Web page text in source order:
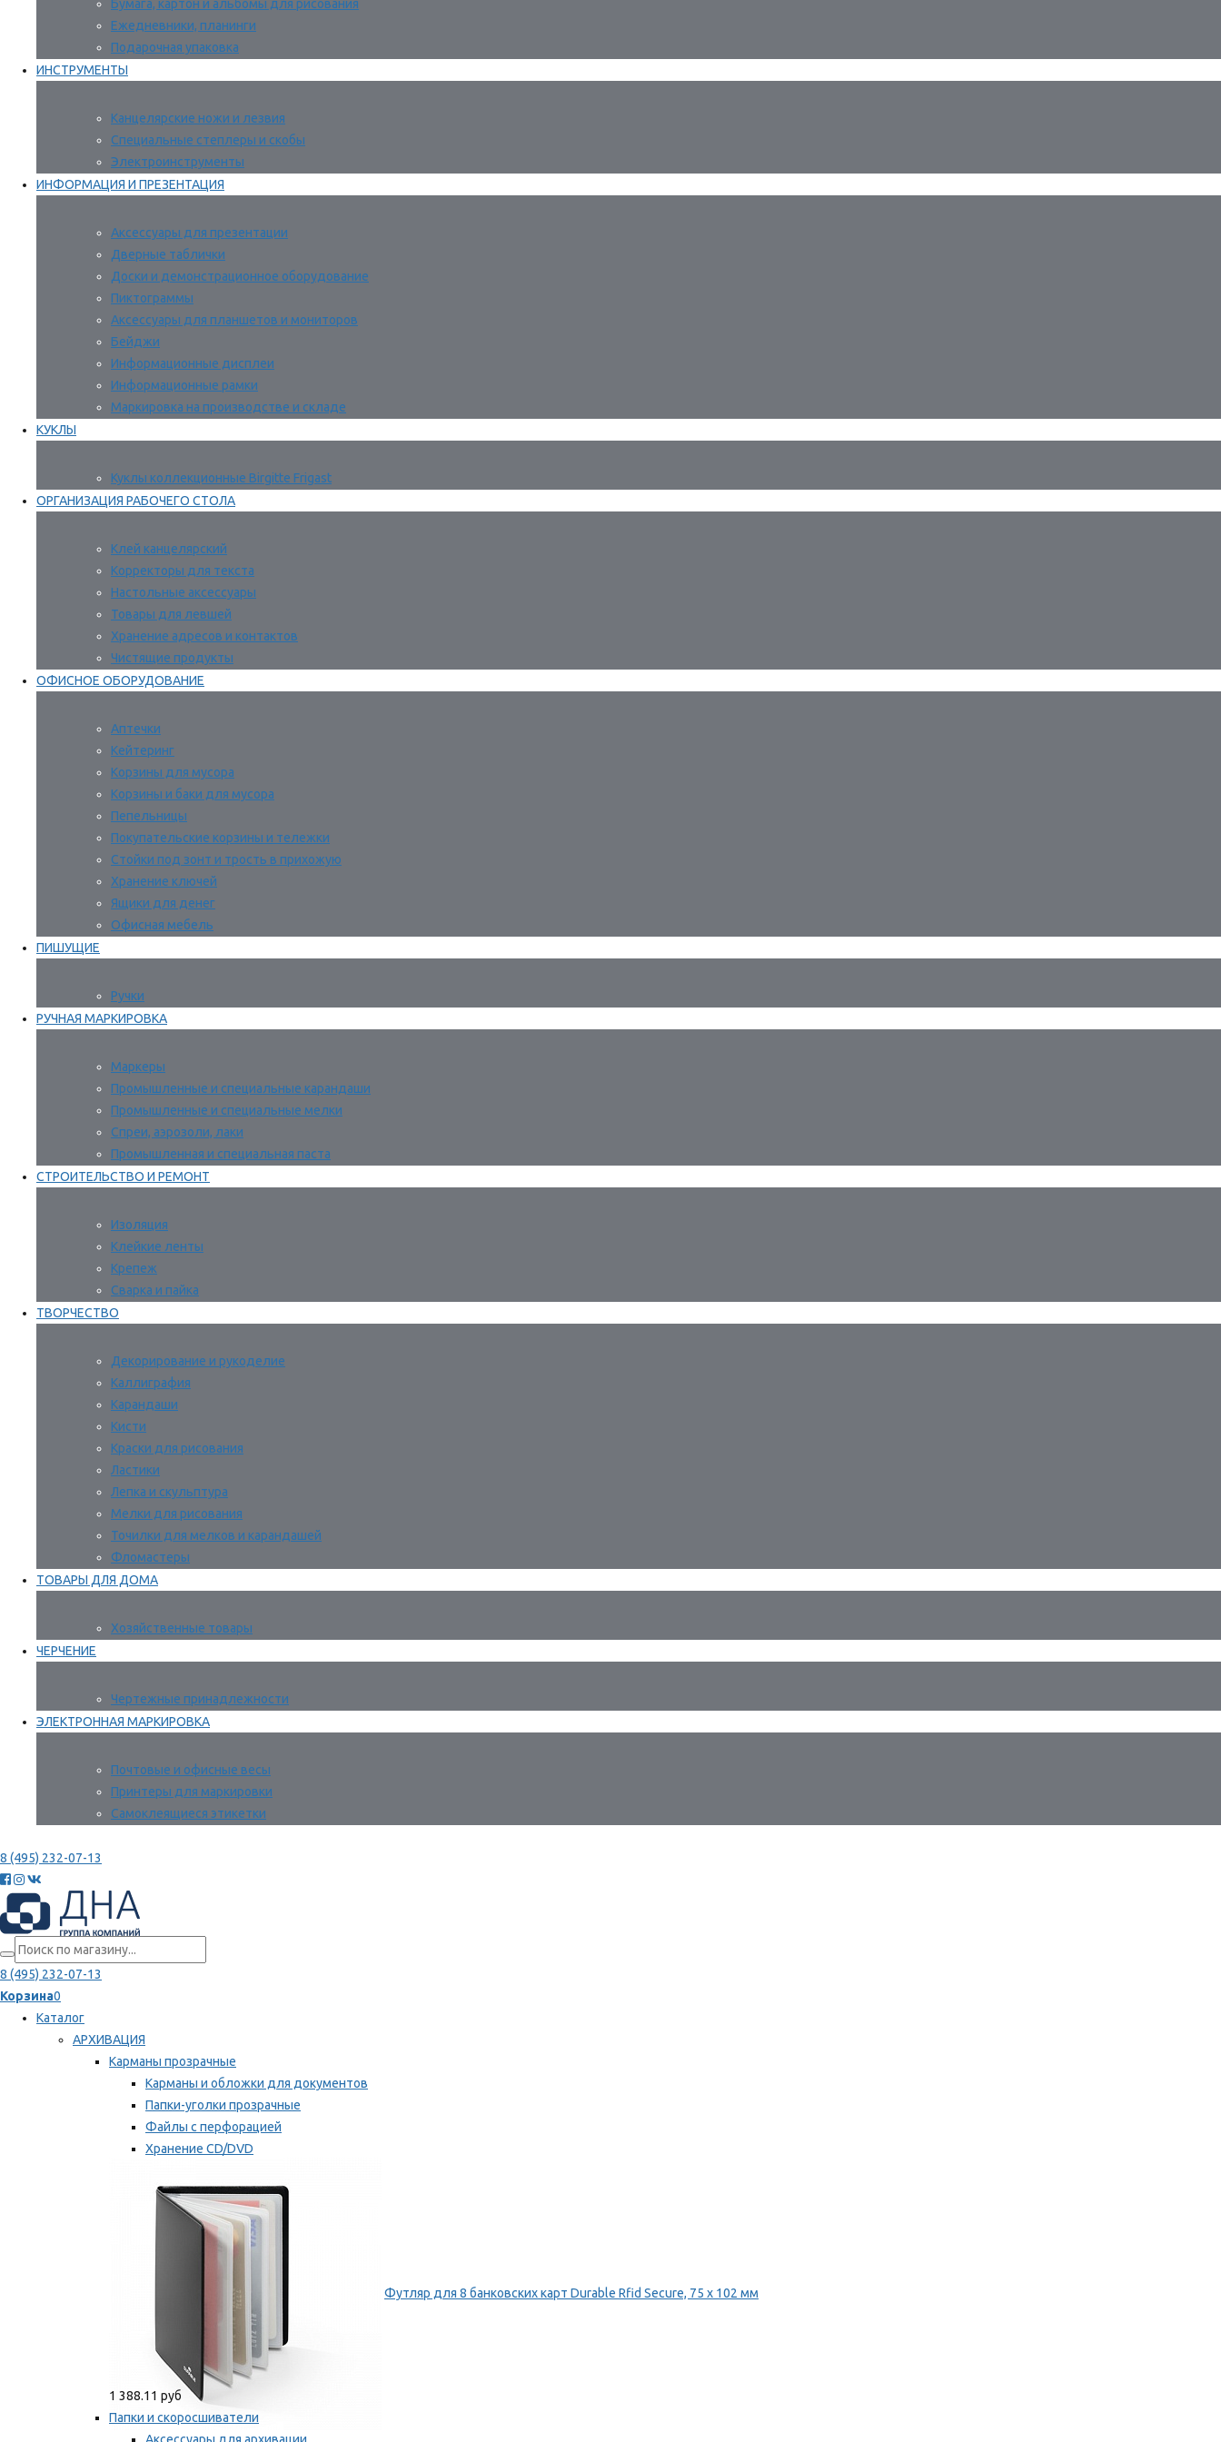
Бумага, картон и альбомы для рисования
Ежедневники, планинги
Подарочная упаковка
ИНСТРУМЕНТЫ
Канцелярские ножи и лезвия
Специальные степлеры и скобы
Электроинструменты
ИНФОРМАЦИЯ И ПРЕЗЕНТАЦИЯ
Аксессуары для презентации
Дверные таблички
Доски и демонстрационное оборудование
Пиктограммы
Аксессуары для планшетов и мониторов
Бейджи
Информационные дисплеи
Информационные рамки
Маркировка на производстве и складе
КУКЛЫ
Куклы коллекционные Birgitte Frigast
ОРГАНИЗАЦИЯ РАБОЧЕГО СТОЛА
Клей канцелярский
Корректоры для текста
Настольные аксессуары
Товары для левшей
Хранение адресов и контактов
Чистящие продукты
ОФИСНОЕ ОБОРУДОВАНИЕ
Аптечки
Кейтеринг
Корзины для мусора
Корзины и баки для мусора
Пепельницы
Покупательские корзины и тележки
Стойки под зонт и трость в прихожую
Хранение ключей
Ящики для денег
Офисная мебель
ПИШУЩИЕ
Ручки
РУЧНАЯ МАРКИРОВКА
Маркеры
Промышленные и специальные карандаши
Промышленные и специальные мелки
Спреи, аэрозоли, лаки
Промышленная и специальная паста
СТРОИТЕЛЬСТВО И РЕМОНТ
Изоляция
Клейкие ленты
Крепеж
Сварка и пайка
ТВОРЧЕСТВО
Декорирование и рукоделие
Каллиграфия
Карандаши
Кисти
Краски для рисования
Ластики
Лепка и скульптура
Мелки для рисования
Точилки для мелков и карандашей
Фломастеры
ТОВАРЫ ДЛЯ ДОМА
Хозяйственные товары
ЧЕРЧЕНИЕ
Чертежные принадлежности
ЭЛЕКТРОННАЯ МАРКИРОВКА
Почтовые и офисные весы
Принтеры для маркировки
Самоклеящиеся этикетки
8 (495) 232-07-13
8 (495) 232-07-13
Корзина0
Каталог
АРХИВАЦИЯ
Карманы прозрачные
Карманы и обложки для документов
Папки-уголки прозрачные
Файлы с перфорацией
Хранение CD/DVD
Мы рекомендуем
Футляр для 8 банковских карт Durable Rfid Secure, 75 х 102 мм
1 388.11 руб
Папки и скоросшиватели